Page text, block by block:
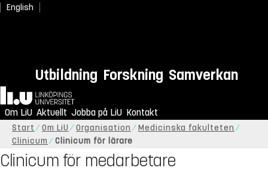
English
Utbildning Forskning Samverkan
Hem
Om LiU Aktuellt Jobba på LiU Kontakt
Start Om LiU Organisation
Medicinska fakulteten
Clinicum
Clinicum för lärare
Clinicum för medarbetare